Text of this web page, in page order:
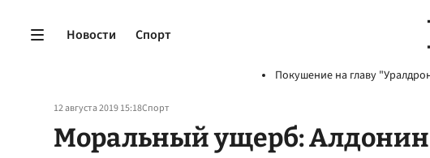
Новости Спорт
Покушение на главу
12 августа 2019 15:18Спорт
Моральный ущерб: